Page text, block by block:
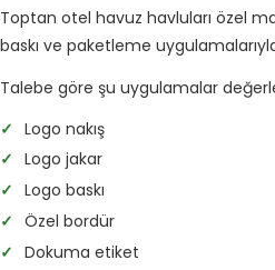
Toptan otel havuz havluları özel
baskı ve paketleme
Talebe göre şu uygulamalar
✓
Logo nakış
✓
Logo jakar
✓
Logo baskı
✓
Özel bordür
✓
Dokuma etiket